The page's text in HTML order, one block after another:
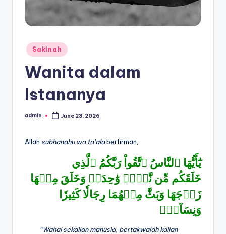
Posted
in
Sakinah
Wanita dalam
Istananya
Posted
admin June 23, 2026
Allah subhanahu wa ta’alaberfirman,
يَٰٓأَيُّهَا ٱلنَّاسُ ٱتَّقُواْ رَبَّكُمُ ٱلَّذِي
خَلَقَكُم مِّن نَّفۡسٖ وَٰحِدَةٖ وَخَلَقَ مِنۡهَا
زَوۡجَهَا وَبَثَّ مِنۡهُمَا رِجَالٗا كَثِيرٗا
وَنِسَآءٗۚ
“Wahai sekalian manusia, bertakwalah kalian